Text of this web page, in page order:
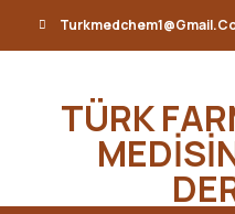
TÜRK